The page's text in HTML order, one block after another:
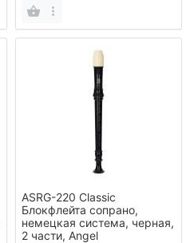
ASRG-220 Classic
Блокфлейта сопрано,
немецкая система, черная,
2 части, Angel